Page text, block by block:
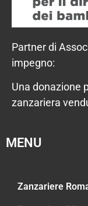
Partner di
impegno:
Una donazione
zanzariera
MENU
Zanzariere